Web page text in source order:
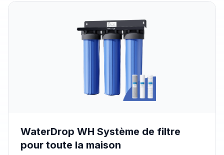
WaterDrop WH Système de filtre
pour toute la maison